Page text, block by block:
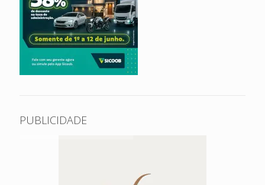
PUBLICIDADE